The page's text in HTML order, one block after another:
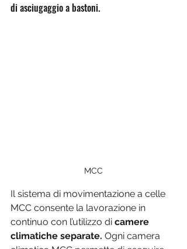
di asciugaggio a bastoni.
MCC
Il sistema di movimentazione a celle
MCC consente la lavorazione in
continuo con l’utilizzo di camere
climatiche separate. Ogni camera